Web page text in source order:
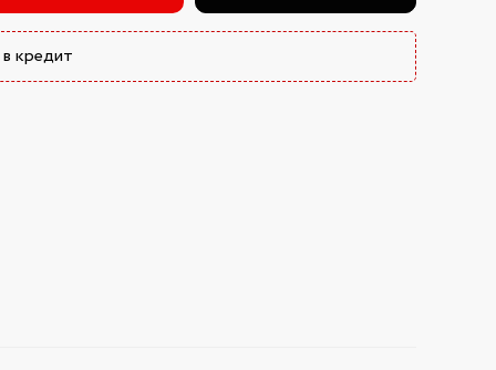
кредит